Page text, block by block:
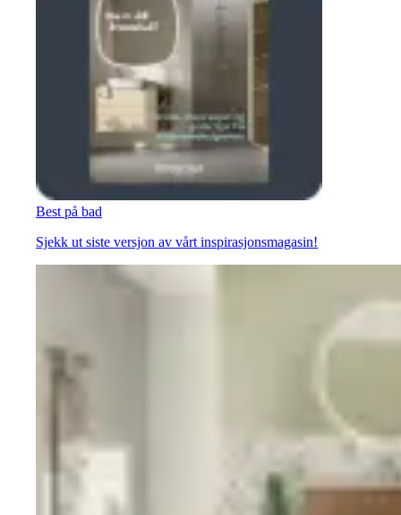
Best på bad
Sjekk ut siste versjon av vårt inspirasjonsmagasin!